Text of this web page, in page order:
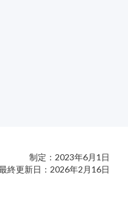
制定：2023年6月1日
終更新日：2026年2月16日